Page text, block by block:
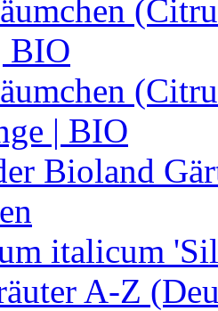
BIO
| BIO
Bioland
italicum
A-Z